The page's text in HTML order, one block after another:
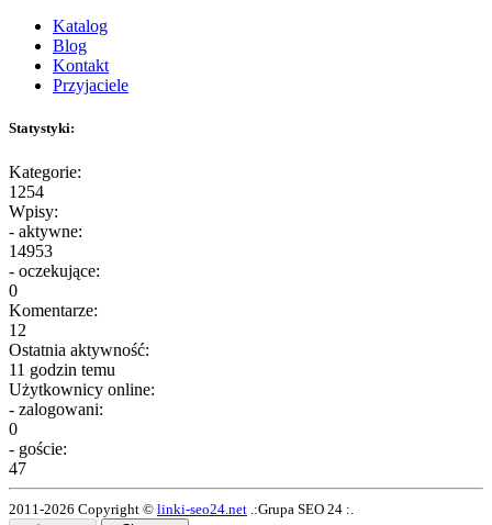
Katalog
Blog
Kontakt
Przyjaciele
Statystyki:
Kategorie:
1254
Wpisy:
- aktywne:
14953
- oczekujące:
0
Komentarze:
12
Ostatnia aktywność:
11 godzin temu
Użytkownicy online:
- zalogowani:
0
- goście:
47
2011-2026 Copyright © linki-seo24.net .:Grupa SEO 24 :.